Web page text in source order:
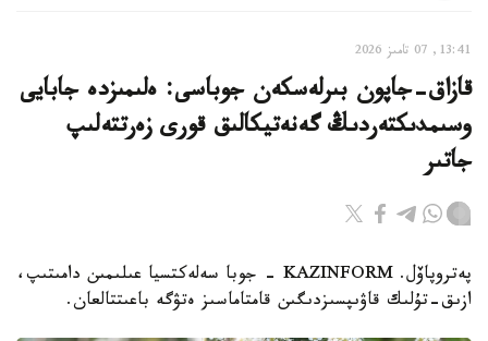
13:41, 07 تامىز 2026
قازاق-جاپون بىرلەسكەن جوباسى: ەلىمىزدە جابايى
وسىمدىكتەردىڭ گەنەتيكالىق قورى زەرتتەلىپ
جاتىر
پەتروپاۆل. KAZINFORM - جوبا سەلەكتسيا عىلىمىن دامىتىپ،
ازىق-تۇلىك قاۋىپسىزدىگىن قامتاماسىز ەتۋگە باعىتتالعان.